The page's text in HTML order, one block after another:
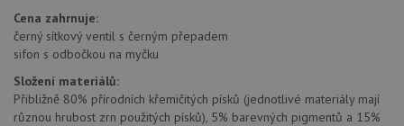
Cena zahrnuje:
černý sítkový ventil s černým přepadem
sifon s odbočkou na myčku
Složení materiálů:
Přibližně 80% přírodních křemičitých písků (jednotlivé materiály mají
různou hrubost zrn použitých písků), 5% barevných pigmentů a 15%